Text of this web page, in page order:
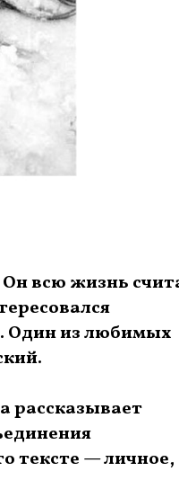
Он всю жизнь
Один из любимых
рассказывает
тексте — личное,